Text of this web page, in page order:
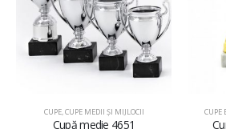
CUPE,CUPE MEDII ŞI MIJLOCII
Cupă medie 4651
CUPE